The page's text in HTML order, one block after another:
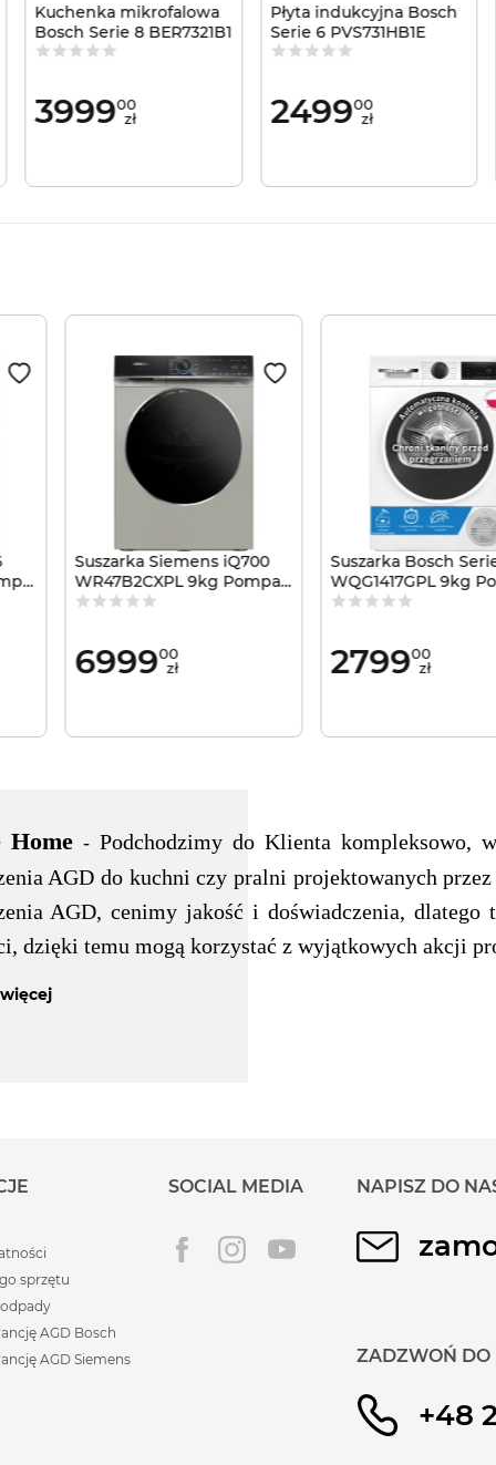
Kuchenka mikrofalowa
Bosch Serie 8 BER7321B1
399900
zł
Płyta indukcyjna Bosch
Serie 6 PVS731HB1E
249900
zł
Suszarka Siemens iQ700
WR47B2CXPL 9kg Pompa
ciepła autoDry
699900
zł
Suszarka Bosch
WQG1417GPL 9kg
ciepła AutoDry
279900
zł
Home -Podchodzimy do Klienta kompleksowo,
AGD do kuchni czy pralni projektowanych
AGD, cenimy jakość i doświadczenia, dlatego
dzięki temu mogą korzystać z wyjątkowych akcji
sprzętu
AGD Bosch
AGD Siemens
SOCIAL MEDIA NAPISZ DO
ZADZWOŃ DO
+48